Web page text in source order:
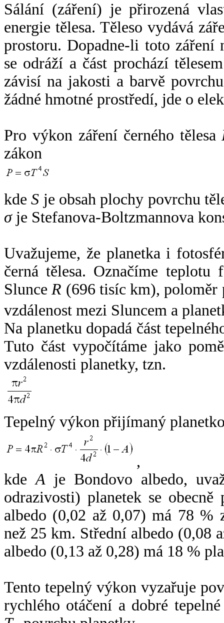
Sálání (záření) je přirozená
energie tělesa. Těleso vydává
prostoru. Dopadne-li toto záření
se odráží a část prochází
závisí na jakosti a barvě
žádné hmotné prostředí, jde o
Pro výkon záření černého tělesa
zákon
kdeS je obsah plochy povrchu
σje Stefanova-Boltzmannova
Uvažujeme, že planetka i
černá tělesa. Označíme
SlunceR (696 tisíc km),
vzdálenost mezi Sluncem a
Na planetku dopadá část
Tuto část vypočítáme jako
vzdálenosti planetky, tzn.
Tepelný výkon přijímaný
,
kdeA je Bondovo albedo,
odrazivosti) planetek se
albedo (0,02 až 0,07) má 78 %
než 25 km. Střední albedo (0,08
albedo (0,13 až 0,28) má 18 %
Tento tepelný výkon vyzařuje
rychlého otáčení a dobré